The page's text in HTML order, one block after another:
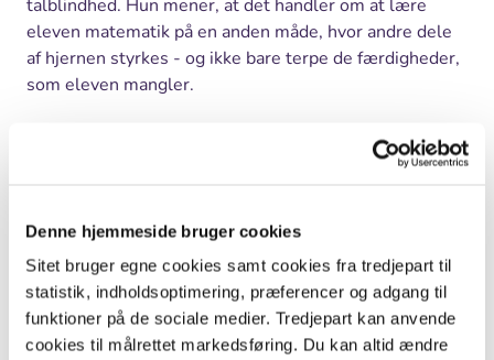
Denne hjemmeside bruger cookies
Sitet bruger egne cookies samt cookies fra tredjepart til
statistik, indholdsoptimering, præferencer og adgang til
funktioner på de sociale medier. Tredjepart kan anvende
cookies til målrettet markedsføring. Du kan altid ændre
talblindhed. Hun mener, at det handler om at lære
eleven matematik på en anden måde, hvor andre dele
af hjernen styrkes - og ikke bare terpe de færdigheder,
som eleven mangler.
ligeså vigtigt for et godt liv at have styr på tal og logik
som det at læse.
Læs mere på i Rødding Avis påUgeavisen.dk.
Print